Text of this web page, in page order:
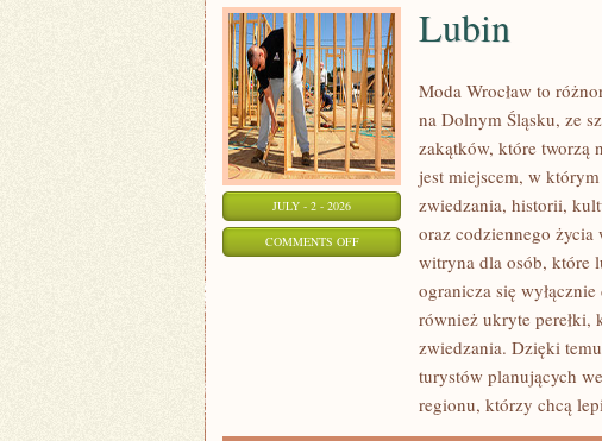
JULY - 2 - 2026
COMMENTS OFFON
Lubin
Moda Wrocław to
na Dolnym Śląsku, ze
zakątków, które tworzą
jest miejscem, w
zwiedzania, historii,
oraz codziennego życia
witryna dla osób, które
ogranicza się
również ukryte perełki,
zwiedzania. Dzięki
turystów planujących
regionu, którzy chcą